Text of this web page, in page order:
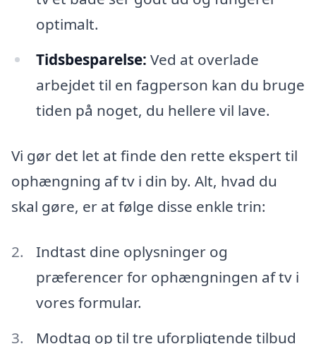
optimalt.
Tidsbesparelse: Ved at overlade
arbejdet til en fagperson kan du bruge
tiden på noget, du hellere vil lave.
Vi gør det let at finde den rette ekspert til
ophængning af tv i din by. Alt, hvad du
skal gøre, er at følge disse enkle trin:
Indtast dine oplysninger og
præferencer for ophængningen af tv i
vores formular.
Modtag op til tre uforpligtende tilbud